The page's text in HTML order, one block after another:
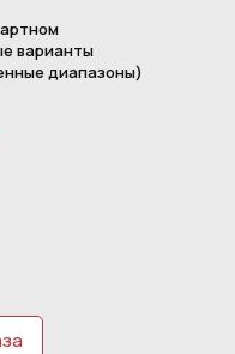
варианты
диапазоны)